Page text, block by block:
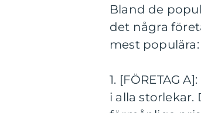
Bland de
det några
mest populära:
1. [FÖRETAG
i alla